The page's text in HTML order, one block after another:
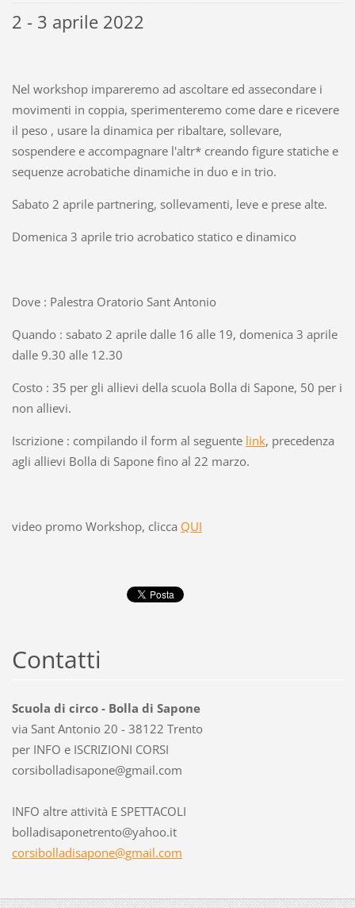
2 - 3 aprile 2022
Nel workshop impareremo ad ascoltare ed assecondare i
movimenti in coppia, sperimenteremo come dare e ricevere
il peso , usare la dinamica per ribaltare, sollevare,
sospendere e accompagnare l'altr* creando figure statiche e
sequenze acrobatiche dinamiche in duo e in trio.
Sabato 2 aprile partnering, sollevamenti, leve e prese alte.
Domenica 3 aprile trio acrobatico statico e dinamico
Dove : Palestra Oratorio Sant Antonio
Quando : sabato 2 aprile dalle 16 alle 19, domenica 3 aprile
dalle 9.30 alle 12.30
Costo : 35 per gli allievi della scuola Bolla di Sapone, 50 per i
non allievi.
Iscrizione : compilando il form al seguente link, precedenza
agli allievi Bolla di Sapone fino al 22 marzo.
video promo Workshop, clicca QUI
Contatti
Scuola di circo - Bolla di Sapone
via Sant Antonio 20 - 38122 Trento
per INFO e ISCRIZIONI CORSI
corsibolladisapone@gmail.com
INFO altre attività E SPETTACOLI
bolladisaponetrento@yahoo.it
corsibolladisapone@gmail.com